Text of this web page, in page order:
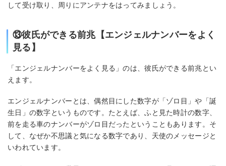
して受け取り、周りにアンテナをはってみましょう。
⑬彼氏ができる前兆【エンジェルナンバーをよく
見る】
「エンジェルナンバーをよく見る」のは、彼氏ができる前兆とい
えます。
エンジェルナンバーとは、偶然目にした数字が「ゾロ目」や「誕
生日」の数字というものです。たとえば、ふと見た時計の数字、
前を走る車のナンバーがゾロ目だったということもあります。そ
して、なぜか不思議と気になる数字であり、天使のメッセージと
いわれています。